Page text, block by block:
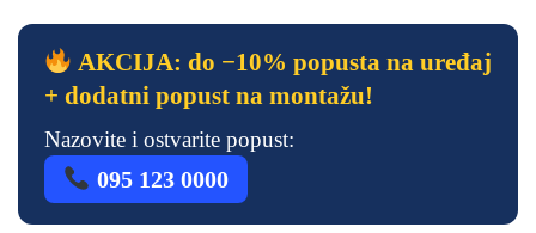
AKCIJA: do −10% popusta na uređaj
+ dodatni popust na montažu!
Nazovite i ostvarite popust:
095 123 0000